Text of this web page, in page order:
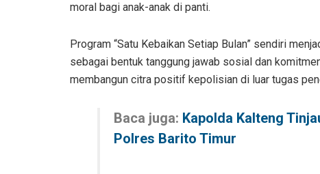
moral bagi anak-anak di panti.
Program “Satu Kebaikan Setiap Bulan” sendiri
sebagai bentuk tanggung jawab sosial dan
membangun citra positif kepolisian di luar tugas
Baca juga: Kapolda Kalteng
Polres Barito Timur